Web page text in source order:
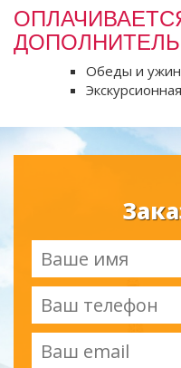
Обеды и